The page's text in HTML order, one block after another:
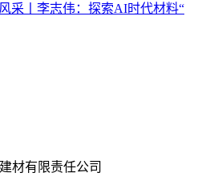
采丨李志伟：探索AI时代材料“